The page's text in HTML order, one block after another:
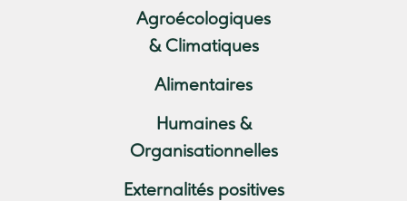
Agroécologiques
& Climatiques
Alimentaires
Humaines &
Organisationnelles
Externalités positives